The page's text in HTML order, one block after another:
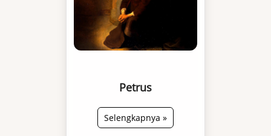
Petrus
Selengkapnya »